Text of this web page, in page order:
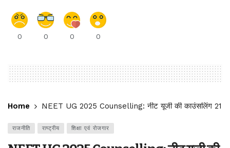
0 0 0 0
Home NEET UG 2025 Counselling: नीट यूजी की काउंसलिंग 21
राजनीति राष्ट्रीय शिक्षा एवं रोजगार